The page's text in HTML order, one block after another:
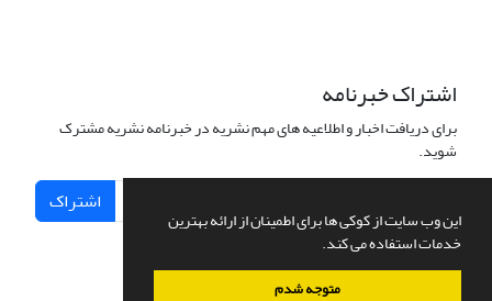
این وب سایت از کوکی ها برای اطمینان از ارائه بهترین
خدمات استفاده می کند.
متوجه شدم
اشتراک خبرنامه
برای دریافت اخبار و اطلاعیه های مهم نشریه در خبرنامه نشریه مشترک
شوید.
اشتراک